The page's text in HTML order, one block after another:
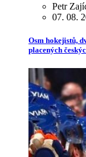
Petr
07. 08.
Osm hokejistů,
placených